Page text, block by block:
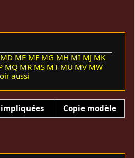
MD ME MF MG MH MI MJ MK
MQ MR MS MT MU MV MW
aussi
Copie modèle